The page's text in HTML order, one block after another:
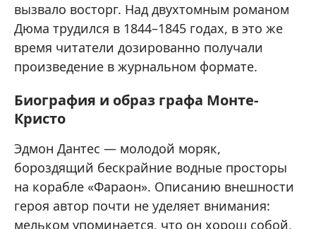
вызвало восторг. Над двухтомным романом
Дюма трудился в 1844–1845 годах, в это же
время читатели дозированно получали
произведение в журнальном формате.
Биография и образ графа Монте-
Кристо
Эдмон Дантес — молодой моряк,
бороздящий бескрайние водные просторы
на корабле «Фараон». Описанию внешности
героя автор почти не уделяет внимания:
мельком упоминается, что он хорош собой,